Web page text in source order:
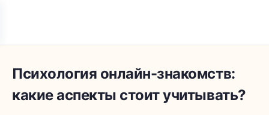
Психология онлайн-знакомств:
какие аспекты стоит учитывать?